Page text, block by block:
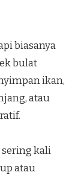
biasanya
bulat
ikan,
atau
kali
atau